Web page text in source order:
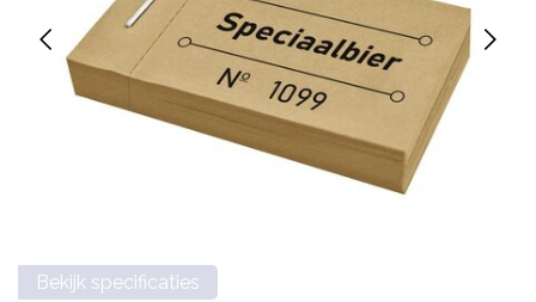
Bekijk specificaties